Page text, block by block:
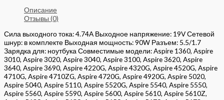
Описание
Отзывы (0)
Сила выходного тока: 4.74A Выходное напряжение: 19V Сетевой
шнур: в комплекте Выходная мощность: 90W Разъем: 5.5/1.7
Зарядка для: ноутбука Совместимые модели: Aspire 1360, Aspire
3010, Aspire 3020, Aspire 3040, Aspire 3100, Aspire 3620, Aspire
3640, Aspire 3690, Aspire 4220G, Aspire 4320G, Aspire 4520G, Aspire
4710G, Aspire 4710ZG, Aspire 4720G, Aspire 4920G, Aspire 5020,
Aspire 5040, Aspire 5110, Aspire 5520G, Aspire 5540, Aspire 5550,
Aspire 5560, Aspire 5590, Aspire 5600, Aspire 5610, Aspire 5610Z,